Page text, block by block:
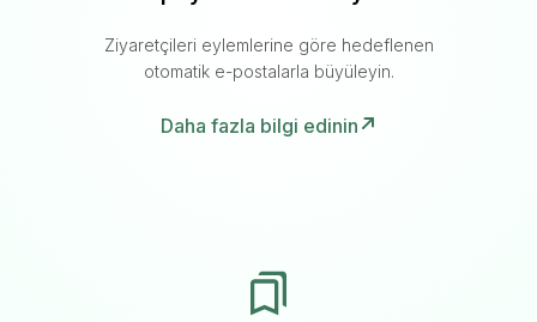
Ziyaretçileri eylemlerine göre hedeflenen
otomatik e-postalarla büyüleyin.
Daha fazla bilgi edinin